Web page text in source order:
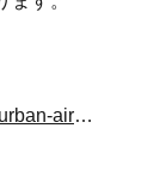
https://www.gii.co.jp/report/mama991410-urban-air-mobility-market-by-component.html